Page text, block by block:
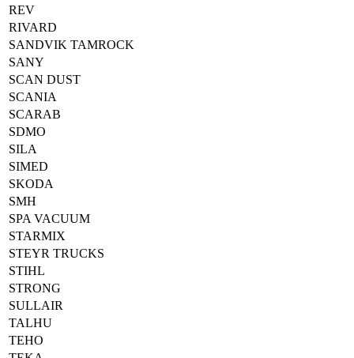
REV
RIVARD
SANDVIK TAMROCK
SANY
SCAN DUST
SCANIA
SCARAB
SDMO
SILA
SIMED
SKODA
SMH
SPA VACUUM
STARMIX
STEYR TRUCKS
STIHL
STRONG
SULLAIR
TALHU
TEHO